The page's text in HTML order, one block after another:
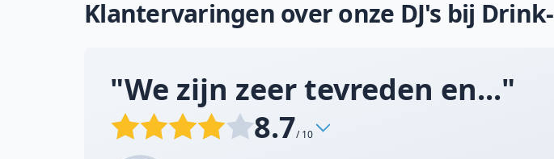
Klantervaringen over onze DJ's bij
"We zijn zeer tevreden en..."
8.7/ 10